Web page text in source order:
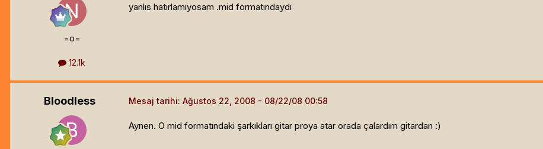
=o=
12.1k
yanlıs hatırlamıyosam .mid formatındaydı
Bloodless Mesaj tarihi: Ağustos 22, 2008
Aynen. O mid formatındaki şarkıkları gitar proya atar orada çalardım gitardan :)